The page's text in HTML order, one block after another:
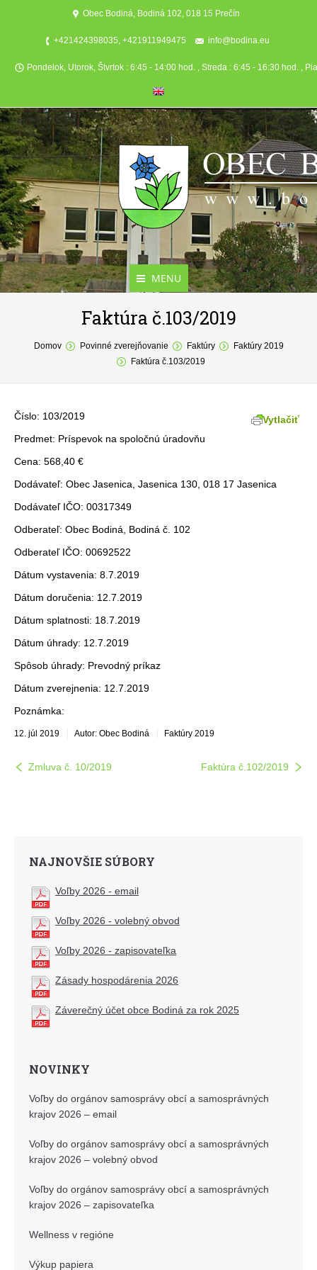
Obec Bodiná, Bodiná 102, 018 15 Prečín
+421424398035, +421911949475 info@bodina.eu
Pondelok, Utorok, Štvrtok : 6:45 - 14:00 hod. , Streda : 6:45 - 16:30 hod. ,
MENU
Aktuality
O obci
Formuláre
Fotogaléria
Kontakt
Faktúra č.103/2019
You are here:
Domov Povinné zverejňovanie Faktúry
Faktúry 2019
Faktúra č.103/2019
Vytlačiť
Číslo: 103/2019
Predmet: Príspevok na spoločnú úradovňu
Cena: 568,40 €
Dodávateľ: Obec Jasenica, Jasenica 130, 018 17 Jasenica
Dodávateľ IČO: 00317349
Odberateľ: Obec Bodiná, Bodiná č. 102
Odberateľ IČO: 00692522
Dátum vystavenia: 8.7.2019
Dátum doručenia: 12.7.2019
Dátum splatnosti: 18.7.2019
Dátum úhrady: 12.7.2019
Spôsob úhrady: Prevodný príkaz
Dátum zverejnenia: 12.7.2019
Poznámka:
12. júl 2019 Autor: Obec Bodiná Faktúry 2019
Zmluva č. 10/2019 Faktúra č.102/2019
NAJNOVŠIE SÚBORY
Voľby 2026 - email
Voľby 2026 - volebný obvod
Voľby 2026 - zapisovateľka
Zásady hospodárenia 2026
Záverečný účet obce Bodiná za rok 2025
NOVINKY
Voľby do orgánov samosprávy obcí a samosprávných
krajov 2026 – email
Voľby do orgánov samosprávy obcí a samosprávných
krajov 2026 – volebný obvod
Voľby do orgánov samosprávy obcí a samosprávných
krajov 2026 – zapisovateľka
Wellness v regióne
Výkup papiera